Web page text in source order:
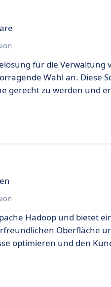
für die Verwaltung
Wahl an. Diese
gerecht zu werden und
Hadoop und bietet
Oberfläche
optimieren und den